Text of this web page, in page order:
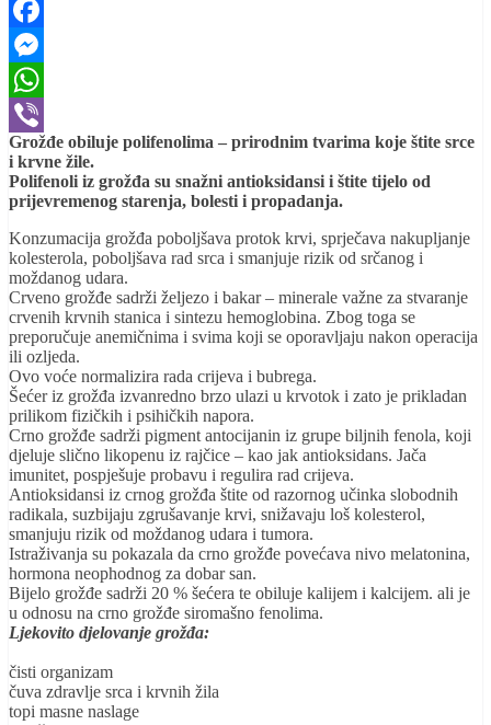
Facebook
Messenger
WhatsApp
Viber
Grožđe obiluje polifenolima – prirodnim tvarima koje štite srce
i krvne žile.
Polifenoli iz grožđa su snažni antioksidansi i štite tijelo od
prijevremenog starenja, bolesti i propadanja.
Konzumacija grožđa poboljšava protok krvi, sprječava nakupljanje
kolesterola, poboljšava rad srca i smanjuje rizik od srčanog i
moždanog udara.
Crveno grožđe sadrži željezo i bakar – minerale važne za stvaranje
crvenih krvnih stanica i sintezu hemoglobina. Zbog toga se
preporučuje anemičnima i svima koji se oporavljaju nakon operacija
ili ozljeda.
Ovo voće normalizira rada crijeva i bubrega.
Šećer iz grožđa izvanredno brzo ulazi u krvotok i zato je prikladan
prilikom fizičkih i psihičkih napora.
Crno grožđe sadrži pigment antocijanin iz grupe biljnih fenola, koji
djeluje slično likopenu iz rajčice – kao jak antioksidans. Jača
imunitet, pospješuje probavu i regulira rad crijeva.
Antioksidansi iz crnog grožđa štite od razornog učinka slobodnih
radikala, suzbijaju zgrušavanje krvi, snižavaju loš kolesterol,
smanjuju rizik od moždanog udara i tumora.
Istraživanja su pokazala da crno grožđe povećava nivo melatonina,
hormona neophodnog za dobar san.
Bijelo grožđe sadrži 20 % šećera te obiluje kalijem i kalcijem. ali je
u odnosu na crno grožđe siromašno fenolima.
Ljekovito djelovanje grožđa:
čisti organizam
čuva zdravlje srca i krvnih žila
topi masne naslage